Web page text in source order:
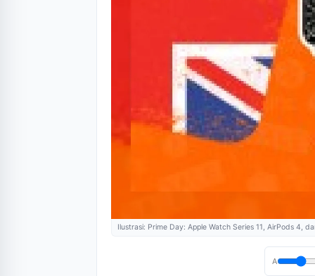
Ilustrasi: Prime Day: Apple Watch Series 11, AirPods 4,
A